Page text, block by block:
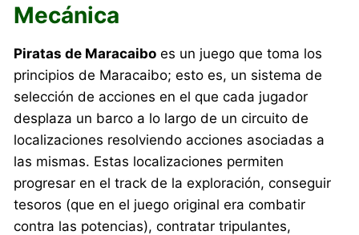
Mecánica
Piratas de Maracaibo es un juego que toma los
principios de Maracaibo; esto es, un sistema de
selección de acciones en el que cada jugador
desplaza un barco a lo largo de un circuito de
localizaciones resolviendo acciones asociadas a
las mismas. Estas localizaciones permiten
progresar en el track de la exploración, conseguir
tesoros (que en el juego original era combatir
contra las potencias), contratar tripulantes,